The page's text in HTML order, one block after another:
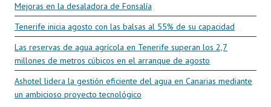
Mejoras en la desaladora de Fonsalía
Tenerife inicia agosto con las balsas al 55% de su capacidad
Las reservas de agua agrícola en Tenerife superan los 2,7
millones de metros cúbicos en el arranque de agosto
Ashotel lidera la gestión eficiente del agua en Canarias mediante
un ambicioso proyecto tecnológico